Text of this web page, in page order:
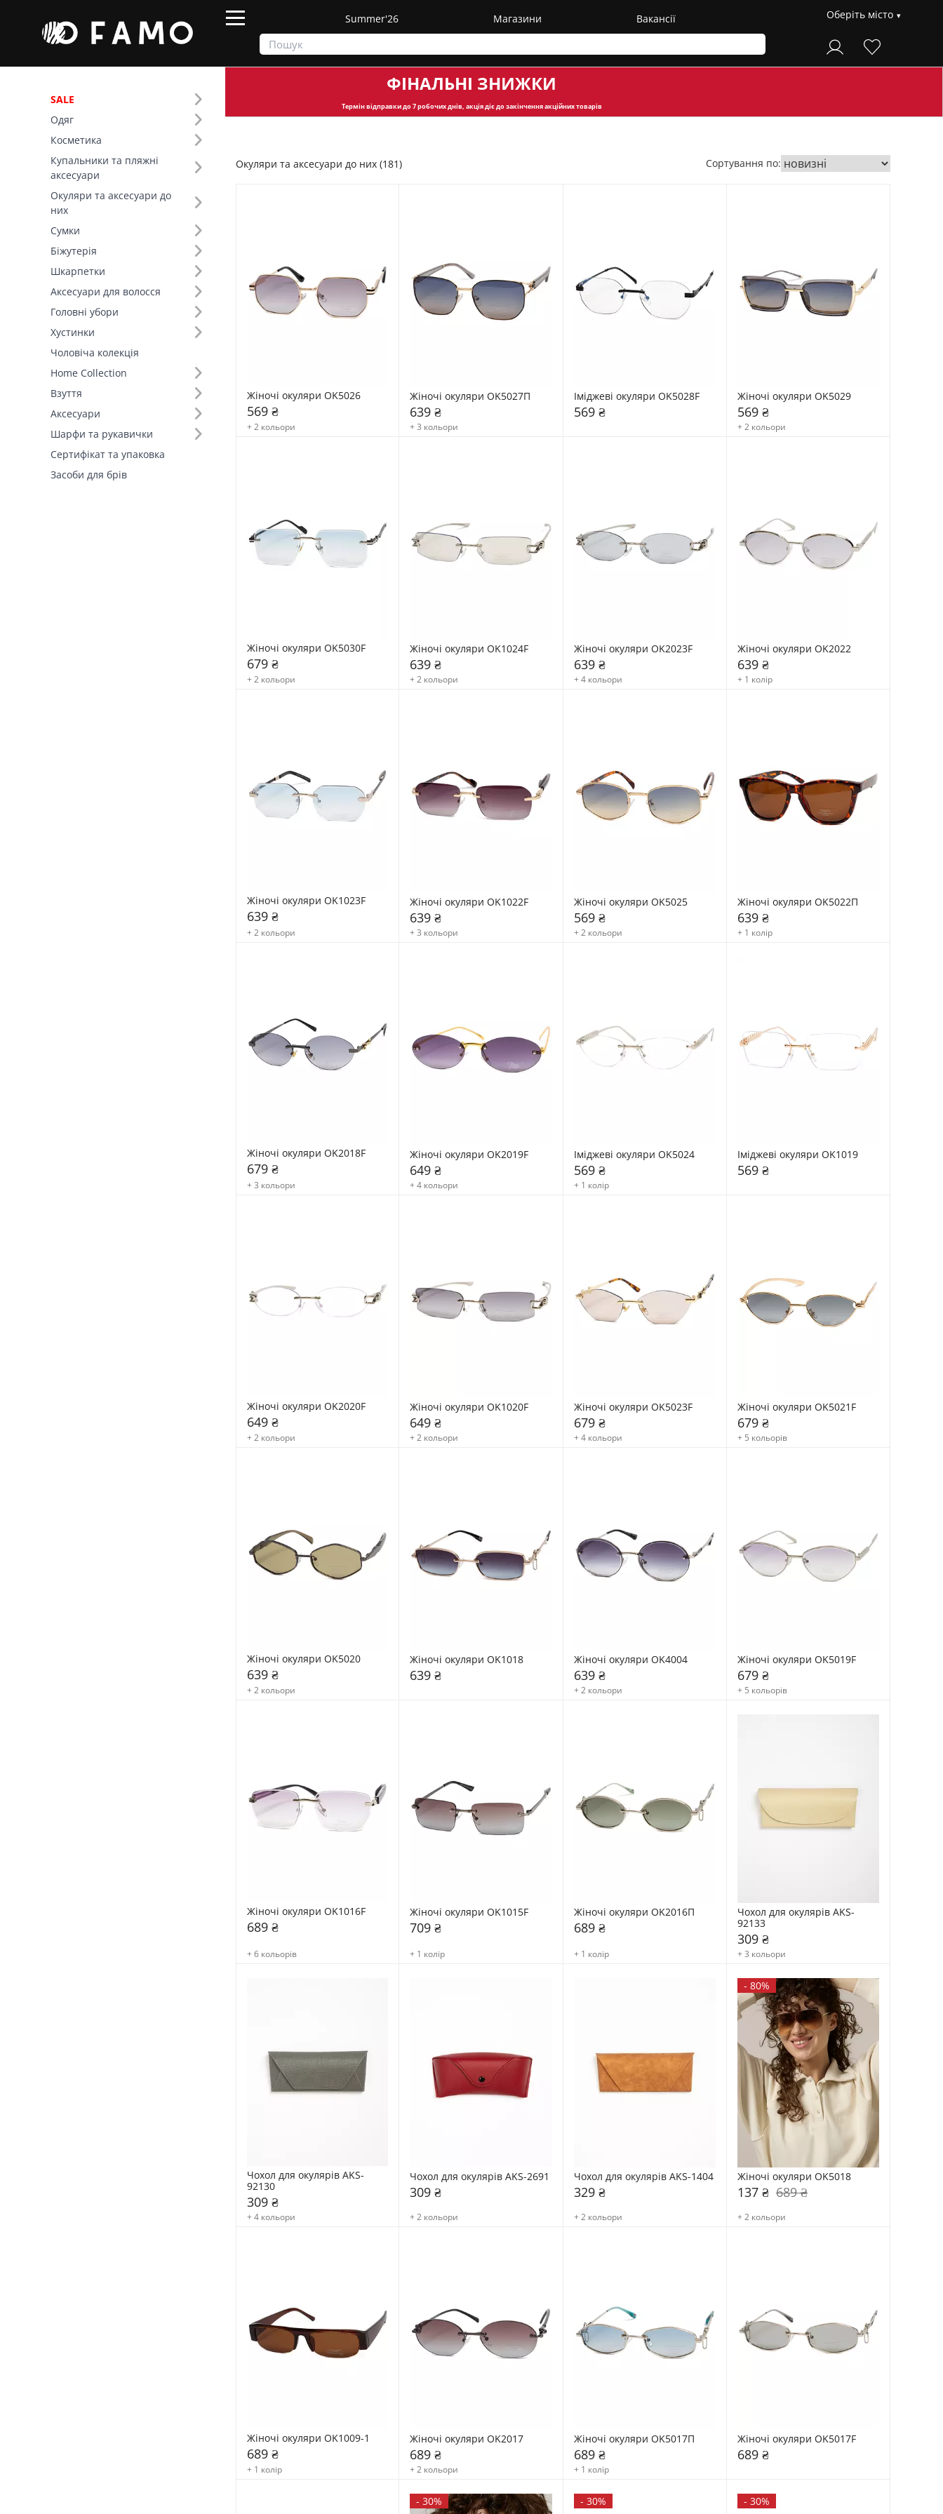
Summer'26 Магазини Вакансії Оберіть місто
SALE
Одяг
Косметика
Купальники та пляжні
аксесуари
Окуляри та аксесуари до
них
Сумки
Біжутерія
Шкарпетки
Аксесуари для волосся
Головні убори
Хустинки
Чоловіча колекція
Home Collection
Взуття
Аксесуари
Шарфи та рукавички
Сертифікат та упаковка
Засоби для брів
ФІНАЛЬНІ ЗНИЖКИ
Термін відправкидо 7 робочих днів, акція діє до закінчення акційних товарів
Окуляри та аксесуари до них
Фільтр
Ціна
SALE
Основний колір (13)
Форма лінзи (6)
Поляризація (2)
Матеріал оправи (3)
Окуляри та аксесуари до них (181) Сортування по:
Жіночі окуляри OK5026
569 ₴
+ 2 кольори
Жіночі окуляри OK5027П
639 ₴
+ 3 кольори
Іміджеві окуляри OK5028F
569 ₴
Жіночі окуляри OK5029
569 ₴
+ 2 кольори
Жіночі окуляри OK5030F
679 ₴
+ 2 кольори
Жіночі окуляри OK1024F
639 ₴
+ 2 кольори
Жіночі окуляри OK2023F
639 ₴
+ 4 кольори
Жіночі окуляри OK2022
639 ₴
+ 1 колір
Жіночі окуляри OK1023F
639 ₴
+ 2 кольори
Жіночі окуляри OK1022F
639 ₴
+ 3 кольори
Жіночі окуляри OK5025
569 ₴
+ 2 кольори
Жіночі окуляри OK5022П
639 ₴
+ 1 колір
Жіночі окуляри OK2018F
679 ₴
+ 3 кольори
Жіночі окуляри OK2019F
649 ₴
+ 4 кольори
Іміджеві окуляри OK5024
569 ₴
+ 1 колір
Іміджеві окуляри OK1019
569 ₴
Жіночі окуляри OK2020F
649 ₴
+ 2 кольори
Жіночі окуляри OK1020F
649 ₴
+ 2 кольори
Жіночі окуляри OK5023F
679 ₴
+ 4 кольори
Жіночі окуляри OK5021F
679 ₴
+ 5 кольорів
Жіночі окуляри OK5020
639 ₴
+ 2 кольори
Жіночі окуляри OK1018
639 ₴
Жіночі окуляри OK4004
639 ₴
+ 2 кольори
Жіночі окуляри OK5019F
679 ₴
+ 5 кольорів
Жіночі окуляри OK1016F
689 ₴
+ 6 кольорів
Жіночі окуляри OK1015F
709 ₴
+ 1 колір
Жіночі окуляри OK2016П
689 ₴
+ 1 колір
Чохол для окулярів AKS-
92133
309 ₴
+ 3 кольори
Чохол для окулярів AKS-
92130
309 ₴
+ 4 кольори
Чохол для окулярів AKS-2691
309 ₴
+ 2 кольори
Чохол для окулярів AKS-1404
329 ₴
+ 2 кольори
- 80%
Жіночі окуляри OK5018
137 ₴ 689 ₴
+ 2 кольори
Жіночі окуляри OK1009-1
689 ₴
+ 1 колір
Жіночі окуляри OK2017
689 ₴
+ 2 кольори
Жіночі окуляри OK5017П
689 ₴
+ 1 колір
Жіночі окуляри OK5017F
689 ₴
-30% - 30% - 30%